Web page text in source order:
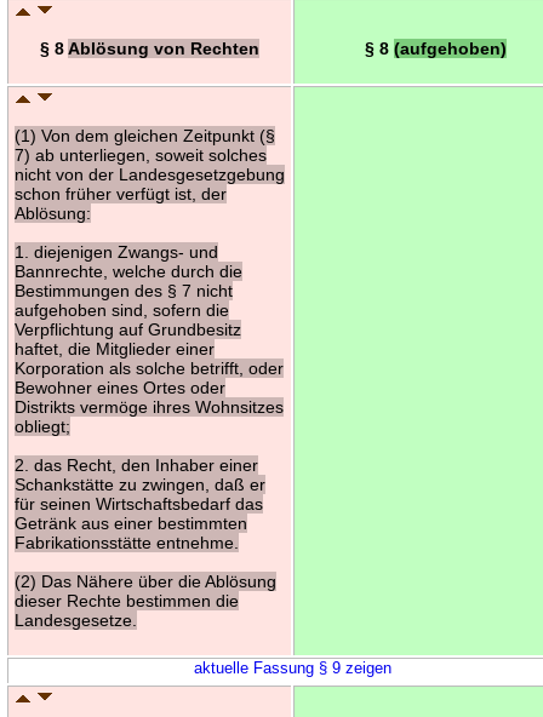
§ 8Ablösung von Rechten § 8(aufgehoben)
(1) Von dem gleichen Zeitpunkt (§
7) ab unterliegen, soweit solches
nicht von der Landesgesetzgebung
schon früher verfügt ist, der
Ablösung:
1. diejenigen Zwangs- und
Bannrechte, welche durch die
Bestimmungen des § 7 nicht
aufgehoben sind, sofern die
Verpflichtung auf Grundbesitz
haftet, die Mitglieder einer
Korporation als solche betrifft, oder
Bewohner eines Ortes oder
Distrikts vermöge ihres Wohnsitzes
obliegt;
2. das Recht, den Inhaber einer
Schankstätte zu zwingen, daß er
für seinen Wirtschaftsbedarf das
Getränk aus einer bestimmten
Fabrikationsstätte entnehme.
(2) Das Nähere über die Ablösung
dieser Rechte bestimmen die
Landesgesetze.
aktuelle Fassung § 9 zeigen